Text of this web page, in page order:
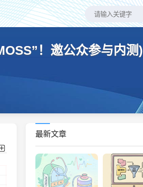
！邀公众参与内测)
最新文章